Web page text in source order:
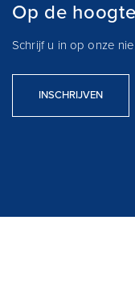
Op de
Schrijf u in op onze
INSCHRIJVEN